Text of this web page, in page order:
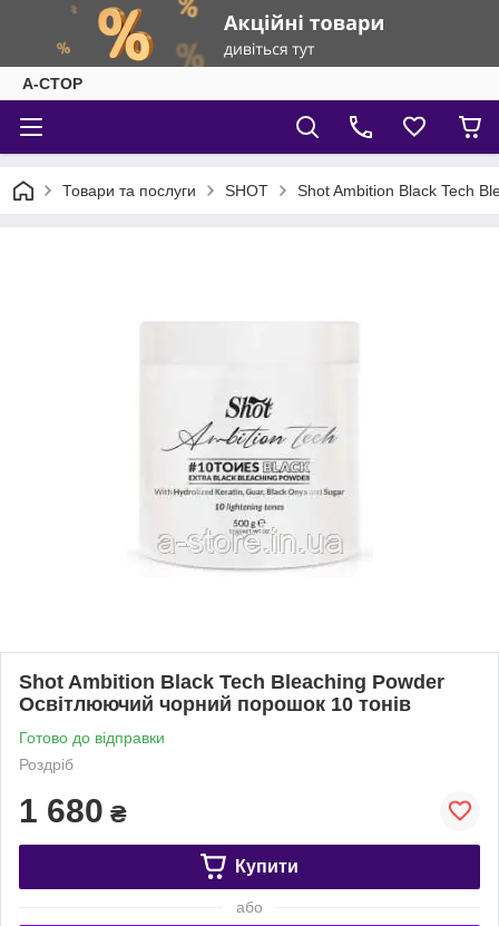
А-СТОР
Товари та послуги SHOT Shot Ambition Black Tech
Shot Ambition Black Tech Bleaching Powder
Освітлюючий чорний порошок 10 тонів
Готово до відправки
Роздріб
1 680 ₴
Купити
або